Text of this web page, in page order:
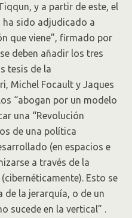
y a partir de este, el
ha sido adjudicado a
que viene”, firmado por
deben añadir los tres
tesis de la
Michel Focault y Jaques
“abogan por un modelo
una “Revolución
de una política
(en espacios e
a través de la
Esto se
de la jerarquía, o de un
sucede en la vertical” .